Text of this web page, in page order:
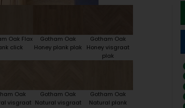
Oak Flax
click
Gotham Oak
Honey plank plak
Gotham Oak
Honey visgraat
plak
Oak
visgraat
Gotham Oak
Natural visgraat
Gotham Oak
Natural plank